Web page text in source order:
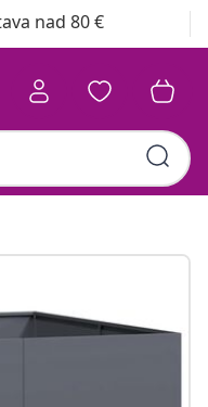
nad 80 €